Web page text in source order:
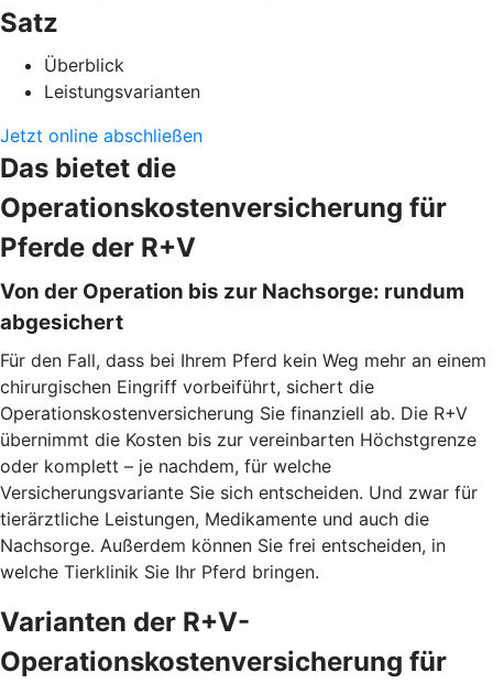
Satz
Überblick
Leistungsvarianten
Jetzt online abschließen
Das bietet die
Operationskostenversicherung für
Pferde der R+V
Von der Operation bis zur Nachsorge: rundum
abgesichert
Für den Fall, dass bei Ihrem Pferd kein Weg mehr an einem
chirurgischen Eingriff vorbeiführt, sichert die
Operationskostenversicherung Sie finanziell ab. Die R+V
übernimmt die Kosten bis zur vereinbarten Höchstgrenze
oder komplett – je nachdem, für welche
Versicherungsvariante Sie sich entscheiden. Und zwar für
tierärztliche Leistungen, Medikamente und auch die
Nachsorge. Außerdem können Sie frei entscheiden, in
welche Tierklinik Sie Ihr Pferd bringen.
Varianten der R+V-
Operationskostenversicherung für